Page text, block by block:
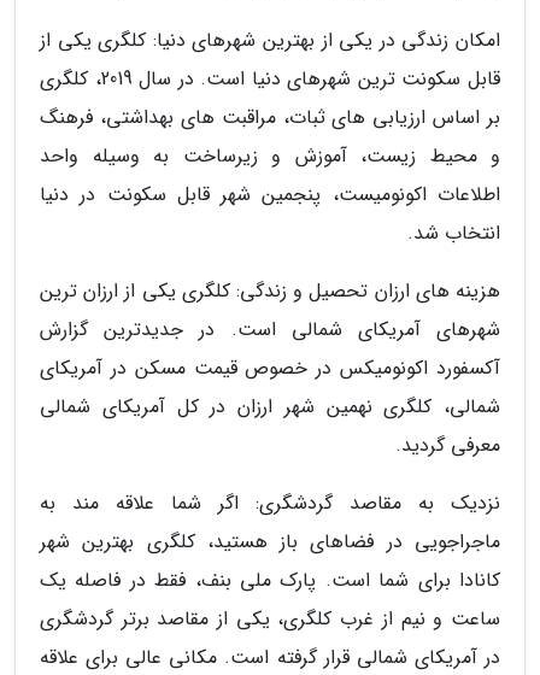
امکان زندگی در یکی از بهترین شهرهای دنیا: کلگری یکی از
قابل سکونت ترین شهرهای دنیا است. در سال 2019، کلگری
بر اساس ارزیابی های ثبات، مراقبت های بهداشتی، فرهنگ
و محیط زیست، آموزش و زیرساخت به وسیله واحد
اطلاعات اکونومیست، پنجمین شهر قابل سکونت در دنیا
انتخاب شد.
هزینه های ارزان تحصیل و زندگی: کلگری یکی از ارزان ترین
شهرهای آمریکای شمالی است. در جدیدترین گزارش
آکسفورد اکونومیکس در خصوص قیمت مسکن در آمریکای
شمالی، کلگری نهمین شهر ارزان در کل آمریکای شمالی
معرفی گردید.
نزدیک به مقاصد گردشگری: اگر شما علاقه مند به
ماجراجویی در فضاهای باز هستید، کلگری بهترین شهر
کانادا برای شما است. پارک ملی بنف، فقط در فاصله یک
ساعت و نیم از غرب کلگری، یکی از مقاصد برتر گردشگری
در آمریکای شمالی قرار گرفته است. مکانی عالی برای علاقه